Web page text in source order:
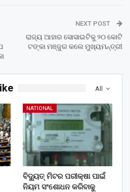
NEXT POST
ରାଜ୍ୟ ଆହାର ସୋସାଇଟିକୁ ୨୦ କୋଟି
ଟଙ୍କା ମଞ୍ଜୁର କଲେ ମୁଖ୍ୟମନ୍ତ୍ରୀ
All
NATIONAL
ବିଦ୍ୟୁତ୍ ମିଟର ପରୀକ୍ଷା ପାଇଁ
ନିୟମ ସଂଶୋଧନ କରିବାକୁ